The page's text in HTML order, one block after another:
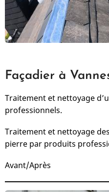
Façadier à
Traitement et nettoyage
professionnels.
Traitement et nettoyage
pierre par produits
Avant/Après